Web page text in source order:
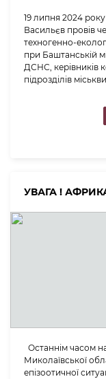
19 липня 2024
Васильєв провів
техногенно-
при Баштанській
ДСНС, керівників
підрозділів
УВАГА !
Останнім часом
Миколаївської
епізоотичної